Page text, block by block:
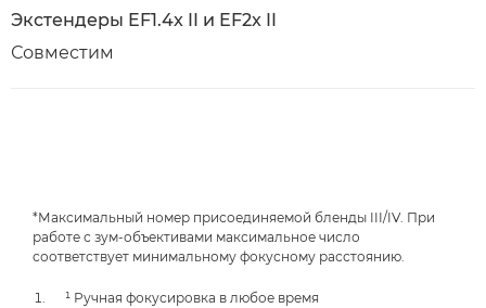
Экстендеры EF1.4x II и EF2x II
Совместим
*Максимальный номер присоединяемой бленды III/IV. При
работе с зум-объективами максимальное число
соответствует минимальному фокусному расстоянию.
¹ Ручная фокусировка в любое время